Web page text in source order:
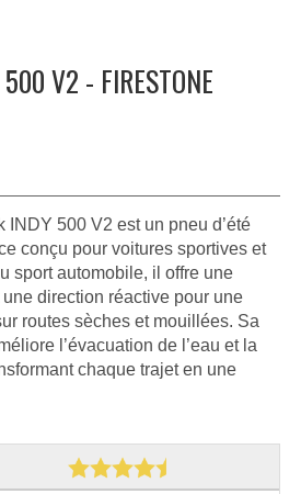
V2 - FIRESTONE
INDY 500 V2 est un pneu d’été
conçu pour voitures sportives et
sport automobile, il offre une
direction réactive pour une
routes sèches et mouillées. Sa
l’évacuation de l’eau et la
chaque trajet en une